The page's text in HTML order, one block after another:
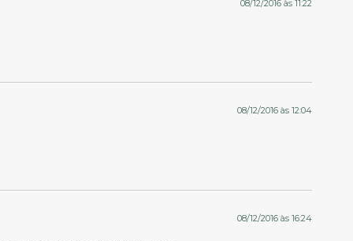
08/12/2016 às 11:22
08/12/2016 às 12:04
08/12/2016 às 16:24